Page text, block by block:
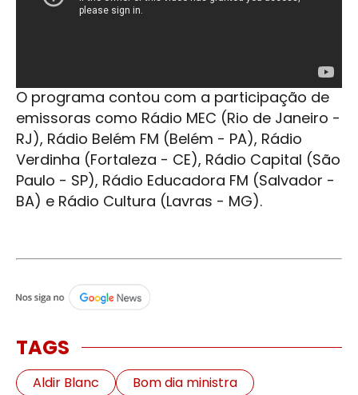
O programa contou com a participação de
emissoras como Rádio MEC (Rio de Janeiro -
RJ), Rádio Belém FM (Belém - PA), Rádio
Verdinha (Fortaleza - CE), Rádio Capital (São
Paulo - SP), Rádio Educadora FM (Salvador -
BA) e Rádio Cultura (Lavras - MG).
TAGS
Aldir Blanc
Bom dia ministra